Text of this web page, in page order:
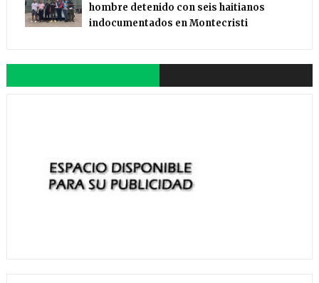
hombre detenido con seis haitianos
indocumentados en Montecristi